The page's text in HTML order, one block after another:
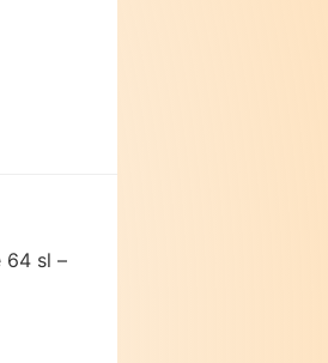
64 sl –